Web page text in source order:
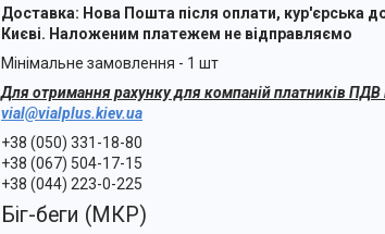
Доставка: Нова Пошта після оплати, кур'єрська
Києві. Наложеним платежем не відправляємо
Мінімальне замовлення - 1 шт
Для отримання рахунку для компаній платників ПДВ
vial@vialplus.kiev.ua
+38 (050) 331-18-80
+38 (067) 504-17-15
+38 (044) 223-0-225
Біг-беги (МКР)